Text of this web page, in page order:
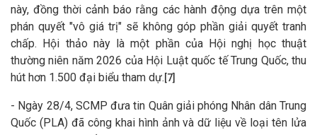
này, đồng thời cảnh báo rằng các hành động dựa trên một
phán quyết "vô giá trị" sẽ không góp phần giải quyết tranh
chấp. Hội thảo này là một phần của Hội nghị học thuật
thường niên năm 2026 của Hội Luật quốc tế Trung Quốc, thu
hút hơn 1.500 đại biểu tham dự. [7]
- Ngày 28/4, SCMP đưa tin Quân giải phóng Nhân dân Trung
Quốc (PLA) đã công khai hình ảnh và dữ liệu về loại tên lửa